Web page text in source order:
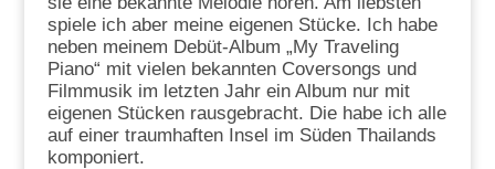
spiele ich aber meine eigenen Stücke. Ich habe
neben meinem Debüt-Album „My Traveling
Piano“ mit vielen bekannten Coversongs und
Filmmusik im letzten Jahr ein Album nur mit
eigenen Stücken rausgebracht. Die habe ich alle
auf einer traumhaften Insel im Süden Thailands
komponiert.